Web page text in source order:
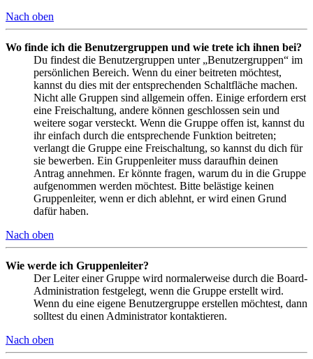
Nach oben
Wo finde ich die Benutzergruppen und wie trete ich ihnen bei?
Du findest die Benutzergruppen unter „Benutzergruppen“ im
persönlichen Bereich. Wenn du einer beitreten möchtest,
kannst du dies mit der entsprechenden Schaltfläche machen.
Nicht alle Gruppen sind allgemein offen. Einige erfordern erst
eine Freischaltung, andere können geschlossen sein und
weitere sogar versteckt. Wenn die Gruppe offen ist, kannst du
ihr einfach durch die entsprechende Funktion beitreten;
verlangt die Gruppe eine Freischaltung, so kannst du dich für
sie bewerben. Ein Gruppenleiter muss daraufhin deinen
Antrag annehmen. Er könnte fragen, warum du in die Gruppe
aufgenommen werden möchtest. Bitte belästige keinen
Gruppenleiter, wenn er dich ablehnt, er wird einen Grund
dafür haben.
Nach oben
Wie werde ich Gruppenleiter?
Der Leiter einer Gruppe wird normalerweise durch die Board-
Administration festgelegt, wenn die Gruppe erstellt wird.
Wenn du eine eigene Benutzergruppe erstellen möchtest, dann
solltest du einen Administrator kontaktieren.
Nach oben